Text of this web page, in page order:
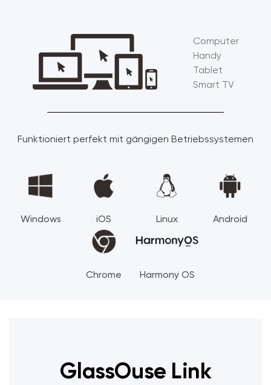
Computer
Handy
Tablet
Smart TV
Funktioniert perfekt mit gängigen Betriebssystemen
Windows iOS Linux Android
Chrome Harmony OS
GlassOuse Link